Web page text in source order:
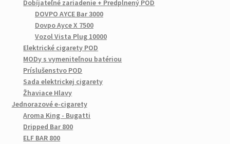
Dobíjateľné zariadenie + Predplnený POD
DOVPO AYCE Bar 3000
Dovpo Ayce X 7500
Vozol Vista Plug 10000
Elektrické cigarety POD
MODy s vymeniteľnou batériou
Príslušenstvo POD
Sada elektrickej cigarety
Žhaviace Hlavy
Jednorazové e-cigarety
Aroma King - Bugatti
Dripped Bar 800
ELF BAR 800